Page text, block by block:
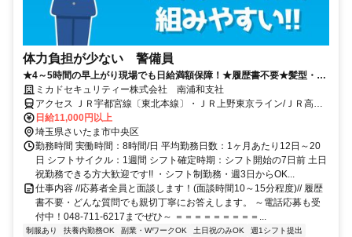
体力負担が少ない 警備員
★4～5時間の早上がり現場でも日給満額保障！★履歴書不要★髪型・髪
色自由★週3日～OK・日払いOK
ミカドセキュリティー株式会社 南浦和支社
アクセス ＪＲ宇都宮線〔東北本線〕・ＪＲ上野東京ライン/ＪＲ高崎
線 さいたま新都心西口徒歩約3分、ＪＲ宇都宮線〔東北本線〕・ＪＲ
上野東京ライン/ＪＲ高崎線 さいたま新都心西口徒歩約3分、ＪＲ埼京
線/りんかい線 北与野南口徒歩約6分 さいたま新都心駅、大宮駅、赤
羽駅、上野駅、東京駅方面からも通勤便利！
日給11,000円以上
埼玉県さいたま市中央区
勤務時間 実働時間：8時間/日 平均勤務日数：1ヶ月あたり12日～20
日 シフトサイクル：1週間 シフト確定時期：シフト開始の7日前 土日
祝勤務できる方大歓迎です!! ・シフト制勤務・週3日からOK...
仕事内容 //応募者全員と面談します！(面談時間10～15分程度)// 履歴
書不要・どんな質問でも親切丁寧にお答えします。 ～電話応募も受
付中！048-711-6217までぜひ～ ＝＝＝＝＝＝＝＝＝...
制服あり 扶養内勤務OK 副業・WワークOK 土日祝のみOK
週1シフト提出